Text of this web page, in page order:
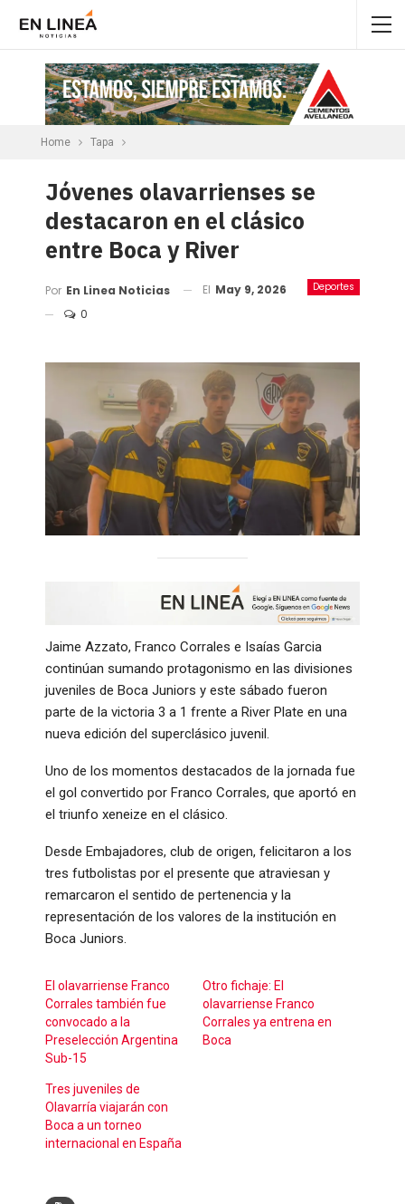
Home Tapa
Jóvenes olavarrienses se
destacaron en el clásico
entre Boca y River
Deportes
Por En Linea Noticias El May 9, 2026
0
Jaime Azzato, Franco Corrales e Isaías Garcia
continúan sumando protagonismo en las divisiones
juveniles de Boca Juniors y este sábado fueron
parte de la victoria 3 a 1 frente a River Plate en una
nueva edición del superclásico juvenil.
Uno de los momentos destacados de la jornada fue
el gol convertido por Franco Corrales, que aportó en
el triunfo xeneize en el clásico.
Desde Embajadores, club de origen, felicitaron a los
tres futbolistas por el presente que atraviesan y
remarcaron el sentido de pertenencia y la
representación de los valores de la institución en
Boca Juniors.
El olavarriense Franco
Corrales también fue
convocado a la
Preselección Argentina
Sub-15
Otro fichaje: El
olavarriense Franco
Corrales ya entrena en
Boca
Tres juveniles de
Olavarría viajarán con
Boca a un torneo
internacional en España